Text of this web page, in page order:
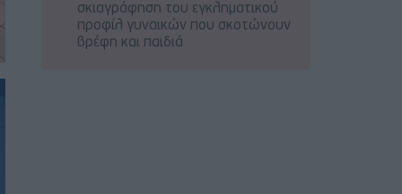
σκιαγράφηση του εγκληματικού
προφίλ γυναικών που σκοτώνουν
βρέφη και παιδιά